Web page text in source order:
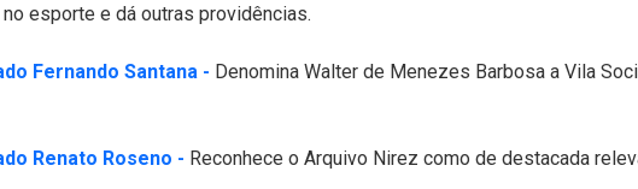
esporte e dá outras providências.
Fernando Santana - (Abre em nova janela)
Denomina Walter de Menezes Barbosa a Vila
Renato Roseno - (Abre em nova janela)
Reconhece o Arquivo Nirez como de destacada